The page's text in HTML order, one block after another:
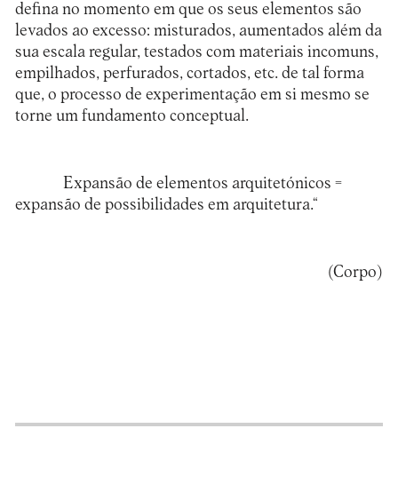
defina no momento em que os seus elementos são
levados ao excesso: misturados, aumentados além da
sua escala regular, testados com materiais incomuns,
empilhados, perfurados, cortados, etc. de tal forma
que, o processo de experimentação em si mesmo se
torne um fundamento conceptual.
Expansão de elementos arquitetónicos =
expansão de possibilidades em arquitetura.“
(Corpo)